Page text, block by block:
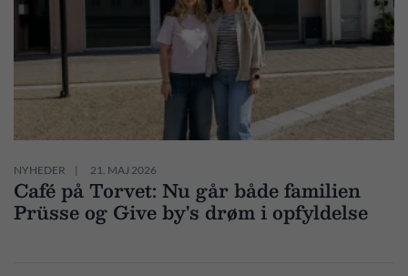
NYHEDER 21. MAJ 2026
Café på Torvet: Nu går både familien
Prüsse og Give by's drøm i opfyldelse